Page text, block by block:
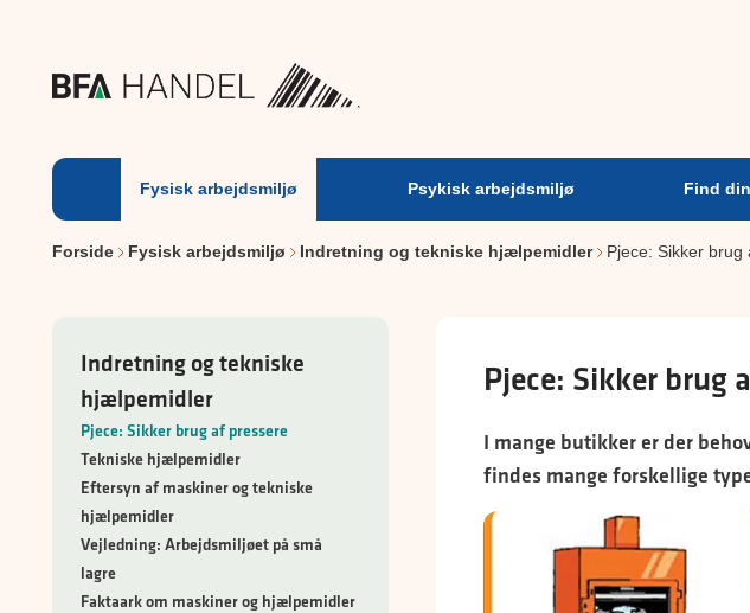
Fysisk arbejdsmiljø Psykisk arbejdsmiljø Find
Forside Fysisk arbejdsmiljø Indretning og tekniske hjælpemidler Pjece: Sikker brug
Indretning og tekniske
hjælpemidler
Pjece: Sikker brug af pressere
Tekniske hjælpemidler
Eftersyn af maskiner og tekniske
hjælpemidler
Vejledning: Arbejdsmiljøet på små
lagre
Faktaark om maskiner og hjælpemidler
Pjece: Sikker brug
I mange butikker er der
findes mange forskellige